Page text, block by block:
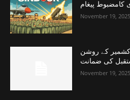
کامضبوط پیغام
November 19, 2025
کشمیر کے روشن
کی ضمانت
November 19, 2025